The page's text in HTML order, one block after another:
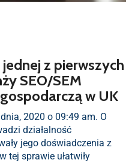
z pierwszych
SEO/SEM
w UK
2020 o 09:49 am. O
działalność
jego doświadczenia z
tej sprawie ułatwiły